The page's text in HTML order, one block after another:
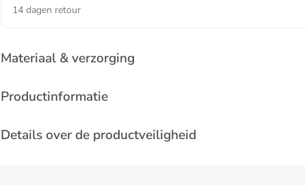
14 dagen retour
Materiaal & verzorging
Productinformatie
Details over de productveiligheid